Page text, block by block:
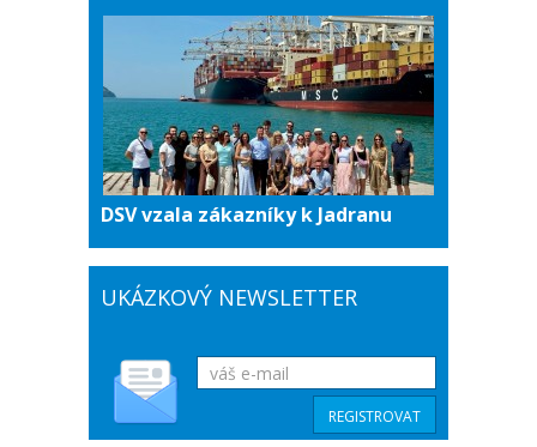
DSV vzala zákazníky k Jadranu
UKÁZKOVÝ NEWSLETTER